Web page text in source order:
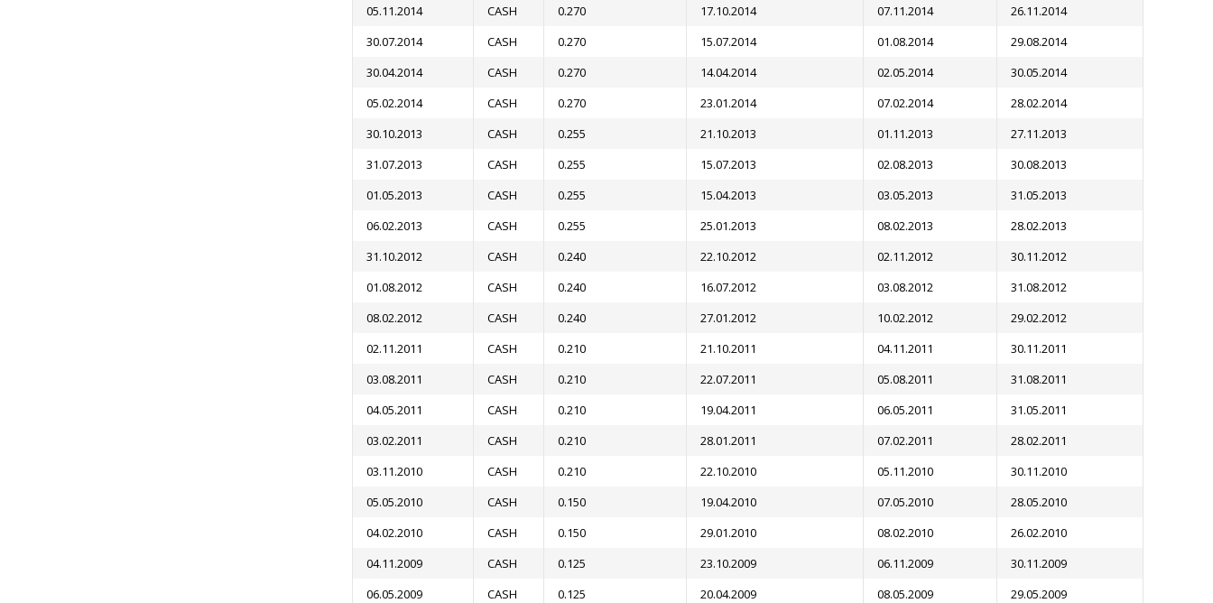
05.11.2014
CASH 0.270 17.10.2014 07.11.2014
26.11.2014
30.07.2014
CASH 0.270 15.07.2014 01.08.2014
29.08.2014
30.04.2014
CASH 0.270 14.04.2014 02.05.2014
30.05.2014
05.02.2014
CASH 0.270 23.01.2014 07.02.2014
28.02.2014
30.10.2013
CASH 0.255 21.10.2013 01.11.2013
27.11.2013
31.07.2013
CASH 0.255 15.07.2013 02.08.2013
30.08.2013
01.05.2013
CASH 0.255 15.04.2013 03.05.2013
31.05.2013
06.02.2013
CASH 0.255 25.01.2013 08.02.2013
28.02.2013
31.10.2012
CASH 0.240 22.10.2012 02.11.2012
30.11.2012
01.08.2012
CASH 0.240 16.07.2012 03.08.2012
31.08.2012
08.02.2012
CASH 0.240 27.01.2012 10.02.2012
29.02.2012
02.11.2011
CASH 0.210 21.10.2011 04.11.2011
30.11.2011
03.08.2011
CASH 0.210 22.07.2011 05.08.2011
31.08.2011
04.05.2011
CASH 0.210 19.04.2011 06.05.2011
31.05.2011
03.02.2011
CASH 0.210 28.01.2011 07.02.2011
28.02.2011
03.11.2010
CASH 0.210 22.10.2010 05.11.2010
30.11.2010
05.05.2010
CASH 0.150 19.04.2010 07.05.2010
28.05.2010
04.02.2010
CASH 0.150 29.01.2010 08.02.2010
26.02.2010
04.11.2009
CASH 0.125 23.10.2009 06.11.2009
30.11.2009
06.05.2009
CASH 0.125 20.04.2009 08.05.2009
29.05.2009